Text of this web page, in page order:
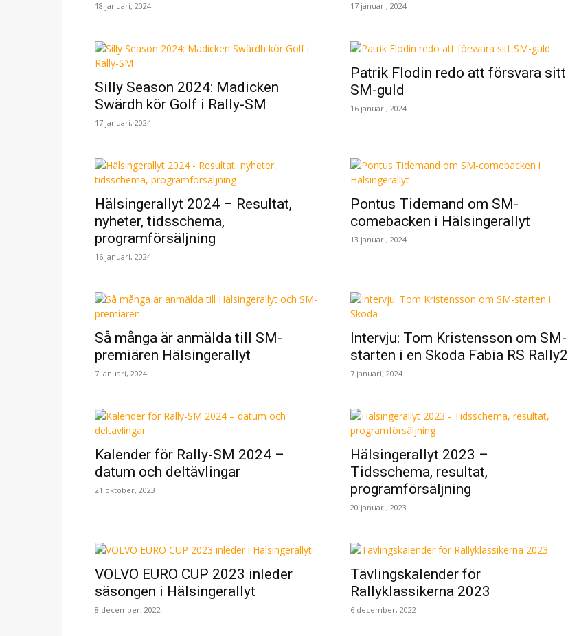
18 januari, 2024 17 januari, 2024
Silly Season 2024: Madicken
Swärdh kör Golf i Rally-SM
17 januari, 2024
Patrik Flodin redo att försvara sitt
SM-guld
16 januari, 2024
Hälsingerallyt 2024 – Resultat,
nyheter, tidsschema,
programförsäljning
16 januari, 2024
Pontus Tidemand om SM-
comebacken i Hälsingerallyt
13 januari, 2024
Så många är anmälda till SM-
premiären Hälsingerallyt
7 januari, 2024
Intervju: Tom Kristensson om SM-
starten i en Skoda Fabia RS Rally2
7 januari, 2024
Kalender för Rally-SM 2024 –
datum och deltävlingar
21 oktober, 2023
Hälsingerallyt 2023 –
Tidsschema, resultat,
programförsäljning
20 januari, 2023
VOLVO EURO CUP 2023 inleder
säsongen i Hälsingerallyt
8 december, 2022
Tävlingskalender för
Rallyklassikerna 2023
6 december, 2022